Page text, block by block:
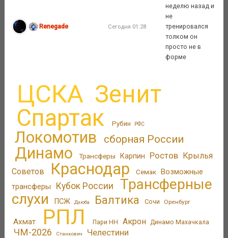
Renegade Сегодня 01:28
неделю назад и
не
тренировался
толком он
просто не в
форме
ЦСКА Зенит
Спартак Рубин РФС
Локомотив сборная России
Динамо Трансферы Карпин Ростов Крылья
Советов
Краснодар Семак Возможные
трансферы
Кубок России
Трансферные
слухи
ПСЖ Дзюба Балтика Сочи Оренбург
Ахмат РПЛ Пари НН Акрон Динамо Махачкала
ЧМ-2026 Станкович Челестини